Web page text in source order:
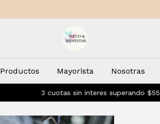
Productos Mayorista Nosotras
3 cuotas sin interes superando $55.000 /